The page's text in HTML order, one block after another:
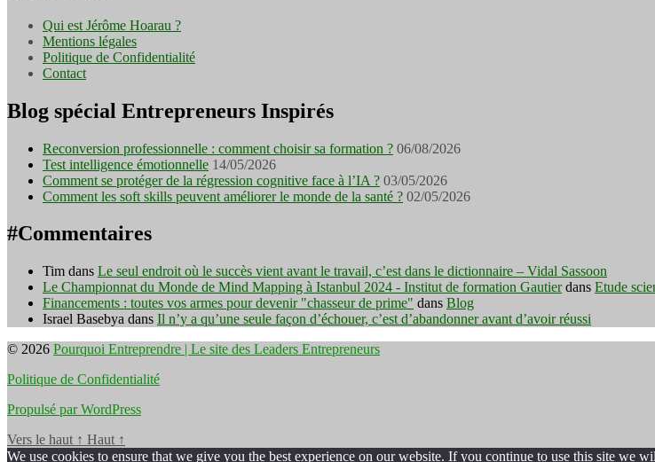
Qui est Jérôme Hoarau ?
Mentions légales
Politique de Confidentialité
Contact
Blog spécial Entrepreneurs Inspirés
Reconversion professionnelle : comment choisir sa formation ? 06/08/2026
Test intelligence émotionnelle 14/05/2026
Comment se protéger de la régression cognitive face à l’IA ? 03/05/2026
Comment les soft skills peuvent améliorer le monde de la santé ? 02/05/2026
#Commentaires
Tim dans Le seul endroit où le succès vient avant le travail, c’est dans le dictionnaire – Vidal Sassoon
Le Championnat du Monde de Mind Mapping à Istanbul 2024 - Institut de formation Gautierdans Etude
Financements : toutes vos armes pour devenir "chasseur de prime" dans Blog
Israel Basebya dans Il n’y a qu’une seule façon d’échouer, c’est d’abandonner avant d’avoir réussi
© 2026 Pourquoi Entreprendre | Le site des Leaders Entrepreneurs
Politique de Confidentialité
Propulsé par WordPress
Vers le haut ↑ Haut ↑
We use cookies to ensure that we give you the best experience on our website. If you continue to use this site we